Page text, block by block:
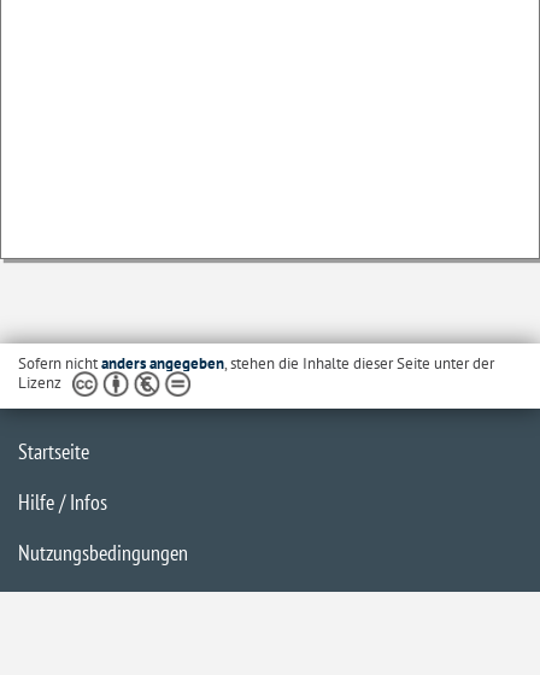
Sofern nichtanders angegeben, stehen die Inhalte dieser Seite unter der
Lizenz
Startseite
Hilfe / Infos
Nutzungsbedingungen